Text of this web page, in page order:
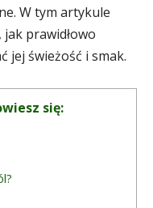
W tym artykule
prawidłowo
jej świeżość i smak.
się: